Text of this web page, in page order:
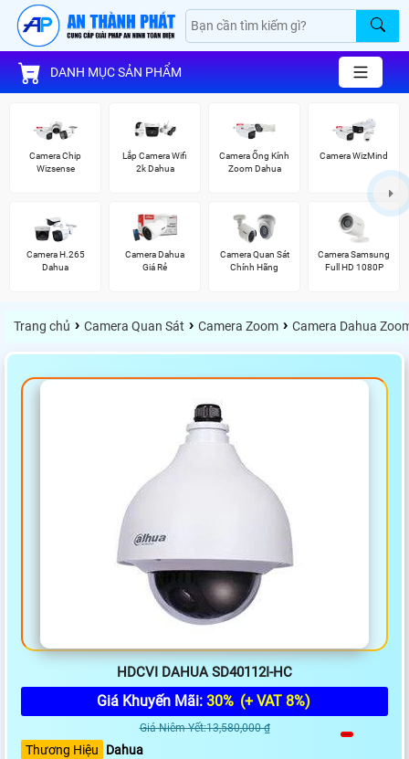
DANH MỤC SẢN PHẨM
Camera Chip
Wizsense
Lắp Camera Wifi
2k Dahua
Camera Ống Kính
Zoom Dahua
Camera WizMind
Camera H.265
Dahua
Camera Dahua
Giá Rẻ
Camera Quan Sát
Chính Hãng
Camera Samsung
Full HD 1080P
Trang chủ › Camera Quan Sát › Camera Zoom › Camera Dahua
HDCVI DAHUA SD40112I-HC
Giá Khuyến Mãi: 30% (+ VAT 8%)
Giá Niêm Yết:13,580,000 ₫
Thương Hiệu
Dahua